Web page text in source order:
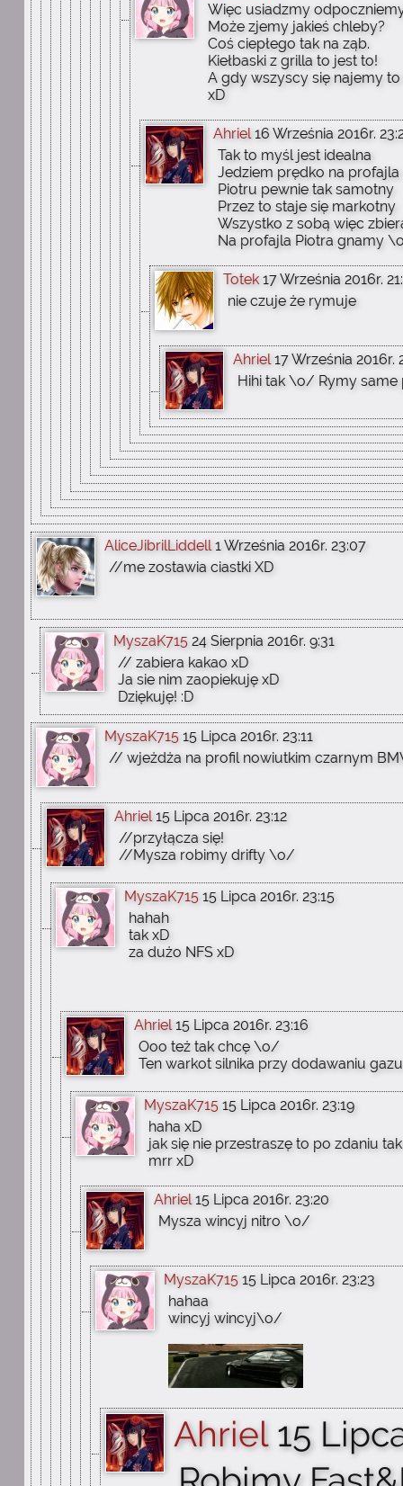
Więc usiadzmy
Może zjemy jakieś chleby?
Coś ciepłego tak na ząb.
Kiełbaski z grilla to jest to!
A gdy wszyscy się najemy
xD
Ahriel 16 Września 2016r.
Tak to myśl jest idealna
Jedziem prędko na profajla
Piotru pewnie tak samotny
Przez to staje się markotny
Wszystko z sobą więc
Na profajla Piotra gnamy
Totek 17 Września 2016r.
nie czuje że rymuje
Ahriel 17 Września 2016r.
Hihi tak \o/ Rymy same
AliceJibrilLiddell 1 Września 2016r. 23:07
//me zostawia ciastki XD
MyszaK715 24 Sierpnia 2016r. 9:31
// zabiera kakao xD
Ja sie nim zaopiekuję xD
Dziękuję! :D
MyszaK715 15 Lipca 2016r. 23:11
// wjeżdża na profil nowiutkim czarnym
Ahriel 15 Lipca 2016r. 23:12
//przyłącza się!
//Mysza robimy drifty \o/
MyszaK715 15 Lipca 2016r. 23:15
hahah
tak xD
za dużo NFS xD
Ahriel 15 Lipca 2016r. 23:16
Ooo też tak chcę \o/
Ten warkot silnika przy dodawaniu
MyszaK715 15 Lipca 2016r. 23:19
haha xD
jak się nie przestraszę to po zdaniu
mrr xD
Ahriel 15 Lipca 2016r. 23:20
Mysza wincyj nitro \o/
MyszaK715 15 Lipca 2016r. 23:23
hahaa
wincyj wincyj\o/
Ahriel 15